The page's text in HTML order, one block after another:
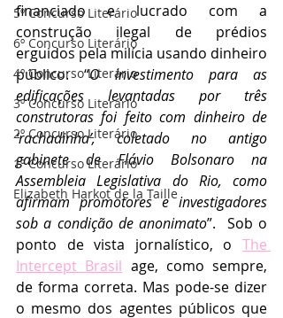
5º Concurso Literário
6º Concurso Literário
4º Concurso Literário
3º Concurso Literário
2º Concurso Literário
1º Concurso Literário
Elizabeth Harkot de la Taille
financiado e lucrado com a
construção ilegal de prédios
erguidos pela milícia usando dinheiro
público: “O investimento para as
edificações levantadas por três
construtoras foi feito com dinheiro de
‘rachadinha’, coletado no antigo
gabinete de Flávio Bolsonaro na
Assembleia Legislativa do Rio, como
afirmam promotores e investigadores
sob a condição de anonimato”.  Sob o
ponto de vista jornalístico, o The
Intercept Brasil age, como sempre,
de forma correta. Mas pode-se dizer
o mesmo dos agentes públicos que